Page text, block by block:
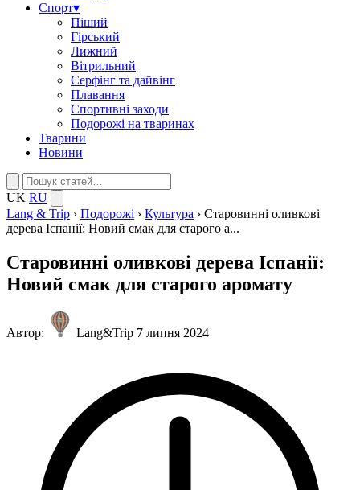
Спорт▾
Піший
Гірський
Лижний
Вітрильний
Серфінг та дайвінг
Плавання
Спортивні заходи
Подорожі на тваринах
Тварини
Новини
UK RU
Lang & Trip › Подорожі › Культура › Старовинні оливкові
дерева Іспанії: Новий смак для старого а...
Старовинні оливкові дерева Іспанії:
Новий смак для старого аромату
Автор: Lang&Trip 7 липня 2024